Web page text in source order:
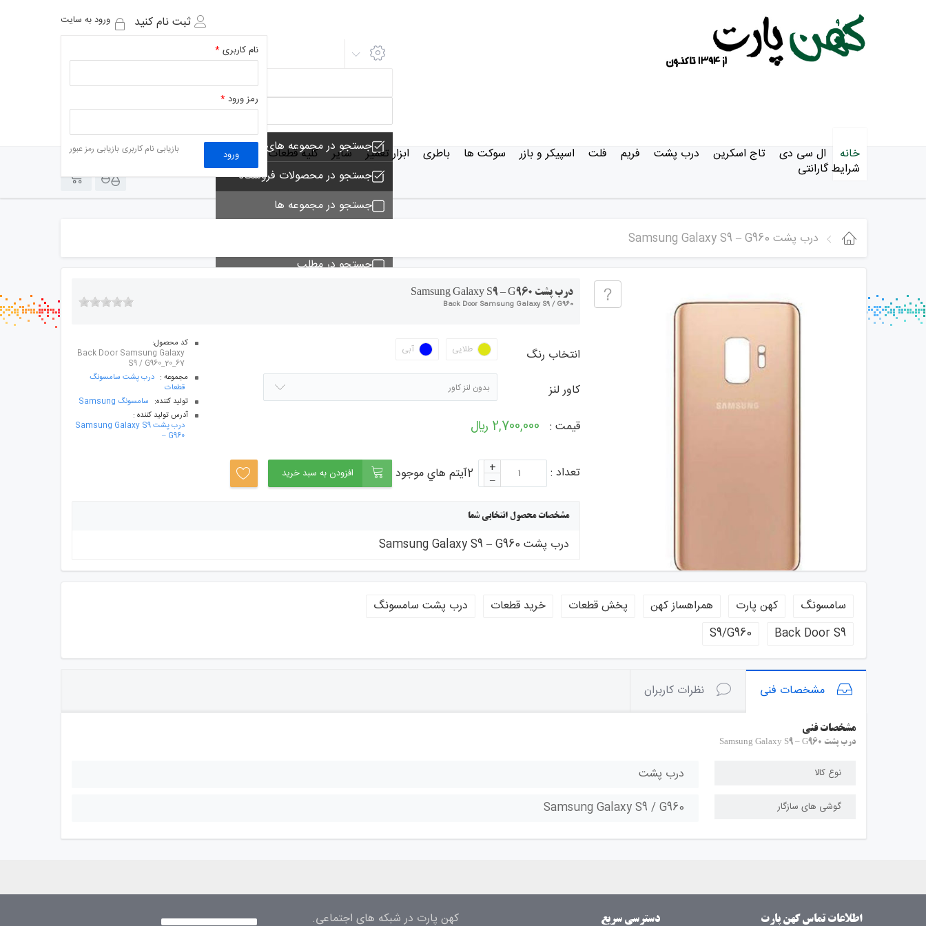
ورود به سایت
نام کاربری*
رمز ورود*
ورود بازیابی نام کاربری بازیابی رمز عبور
ثبت نام کنید
جستجو در مجموعه های فروشگاه
جستجو در محصولات فروشگاه
جستجو در مجموعه ها
جستجو در مطلب
خانه ال سی دی تاج اسکرین درب پشت فریم فلت اسپیکر و بازر سوکت ها باطری ابزار تعمیر سایر
کلیه قطعات
شرایط گارانتی
0
درب پشت Samsung Galaxy S9 – G960
درب پشت Samsung Galaxy S9 – G960
Back Door Samsung Galaxy S9 / G960
انتخاب رنگ طلایی آبی
کاور لنز بدون لنز کاور
قیمت : 2,700,000 ﷼
کد محصول:
Back Door Samsung Galaxy
S9 / G960_20_67
مجموعه : درب پشت سامسونگ
قطعات
توليد کننده: سامسونگ Samsung
آدرس توليد کننده :
درب پشت Samsung Galaxy S9
– G960
2آيتم هاي موجود تعداد : +
– افزودن به سبد خرید
مشخصات محصول انتخابی شما
درب پشت Samsung Galaxy S9 – G960
سامسونگ کهن پارت همراهساز کهن پخش قطعات خرید قطعات
درب پشت سامسونگ
Back Door S9
S9/G960
مشخصات فنی نظرات کاربران
مشخصات فنی
درب پشت Samsung Galaxy S9 – G960
نوع کالا درب پشت
گوشی های سازگار Samsung Galaxy S9 / G960
اطلاعات تماس کهن پارت دسترسی سریع
کهن پارت در شبکه های اجتماعی.